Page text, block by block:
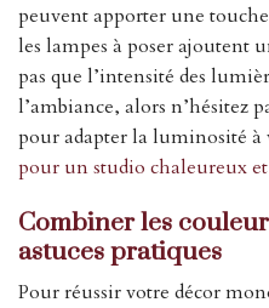
peuvent apporter une
les lampes à poser ajoutent
pas que l’intensité des
l’ambiance, alors n’hésitez
pour adapter la luminosité
pour un studio chaleureux
Combiner les
astuces pratiques
Pour réussir votre décor